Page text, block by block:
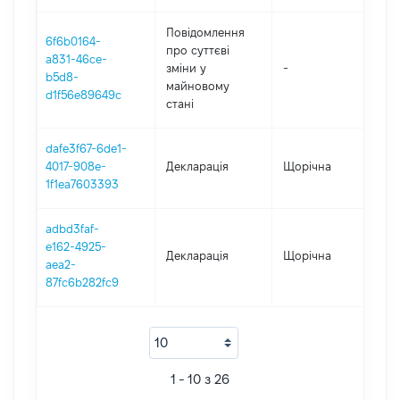
6f6b0164-
a831-46ce-
b5d8-
d1f56e89649c
Повідомлення
про суттєві
зміни y
майновому
стані
-
dafe3f67-6de1-
4017-908e-
1f1ea7603393
Декларація Щорічна
adbd3faf-
e162-4925-
aea2-
87fc6b282fc9
Декларація Щорічна
1 - 10 з 26